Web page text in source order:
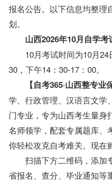
报名公告。以下信息均整理
划。
山西2026年10月自学考
10月考试时间为10月
30，下午14：30-17：00。
【自考365·山西整专业
学、行政管理、汉语言文学
门专业，专为山西考生量身
名师领学，配套专属题库、
你轻松攻克自考难关。 现在
扫描下方二维码，添加
省报名、查分、毕业通知等